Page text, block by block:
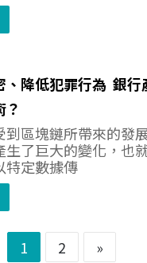
、降低犯罪行為 銀行
？
到區塊鏈所帶來的發
生了巨大的變化，也
特定數據傳
1 2 »